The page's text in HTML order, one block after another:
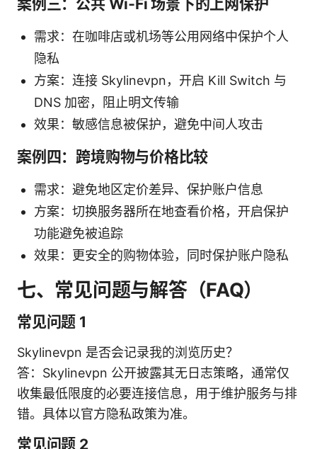
案例三：公共 Wi‑Fi 场景下的上网保护
需求：在咖啡店或机场等公用网络中保护个人
隐私
方案：连接 Skylinevpn，开启 Kill Switch 与
DNS 加密，阻止明文传输
效果：敏感信息被保护，避免中间人攻击
案例四：跨境购物与价格比较
需求：避免地区定价差异、保护账户信息
方案：切换服务器所在地查看价格，开启保护
功能避免被追踪
效果：更安全的购物体验，同时保护账户隐私
七、常见问题与解答（FAQ）
常见问题 1
Skylinevpn 是否会记录我的浏览历史？
答：Skylinevpn 公开披露其无日志策略，通常仅
收集最低限度的必要连接信息，用于维护服务与排
错。具体以官方隐私政策为准。
常见问题 2